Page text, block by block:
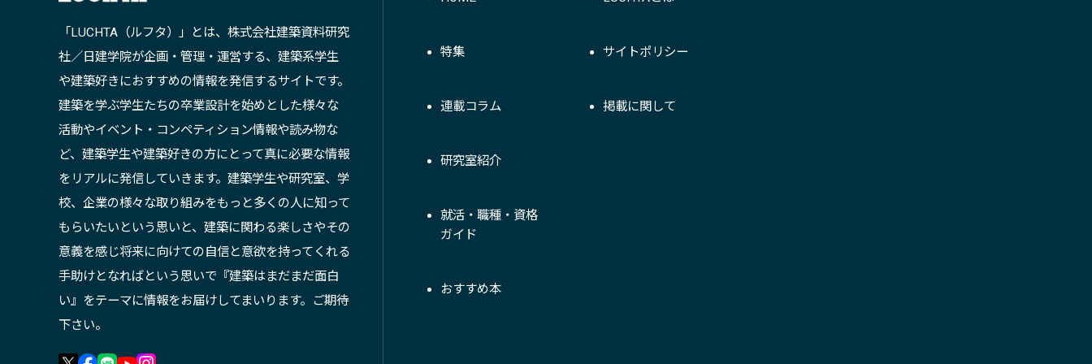
「LUCHTA（ルフタ）」とは、株式会社建築資料研究
社／日建学院が企画・管理・運営する、建築系学生
や建築好きにおすすめの情報を発信するサイトです。
建築を学ぶ学生たちの卒業設計を始めとした様々な
活動やイベント・コンペティション情報や読み物な
ど、建築学生や建築好きの方にとって真に必要な情報
をリアルに発信していきます。建築学生や研究室、学
校、企業の様々な取り組みをもっと多くの人に知って
もらいたいという思いと、建築に関わる楽しさやその
意義を感じ将来に向けての自信と意欲を持ってくれる
手助けとなればという思いで『建築はまだまだ面白
い』をテーマに情報をお届けしてまいります。ご期待
下さい。
特集
連載コラム
研究室紹介
就活・職種・資格
ガイド
おすすめ本
サイトポリシー
掲載に関して